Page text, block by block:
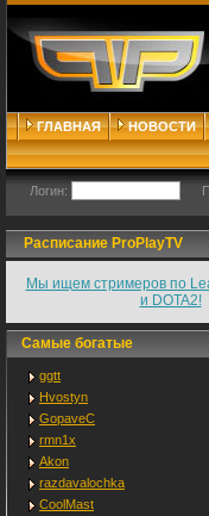
ГЛАВНАЯ НОВОСТИ
Логин:
Расписание ProPlayTV
Мы ищем стримеров по
и DOTA2!
Самые богатые
ggtt
Hvostyn
GopaveC
rmn1x
Akon
razdavalochka
CoolMast